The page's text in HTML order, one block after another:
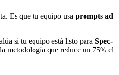
Es que tu equipo usa prompts ad
si tu equipo está listo para Spec-
metodología que reduce un 75% el